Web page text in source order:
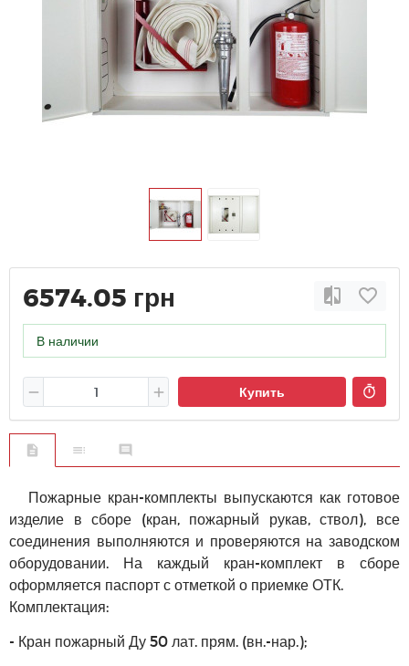
6574.05 грн
В наличии
Купить
Пожарные кран-комплекты выпускаются как готовое
изделие в сборе (кран, пожарный рукав, ствол), все
соединения выполняются и проверяются на заводском
оборудовании. На каждый кран-комплект в сборе
оформляется паспорт с отметкой о приемке ОТК.
Комплектация:
- Кран пожарный Ду 50 лат. прям. (вн.-нар.);